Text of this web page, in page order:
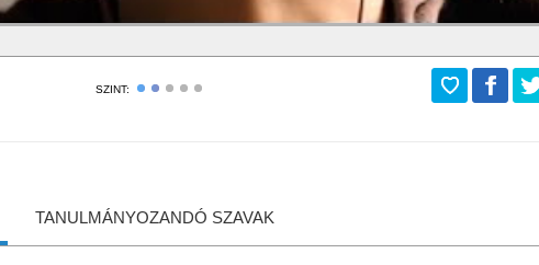
SZINT:
TANULMÁNYOZANDÓ SZAVAK